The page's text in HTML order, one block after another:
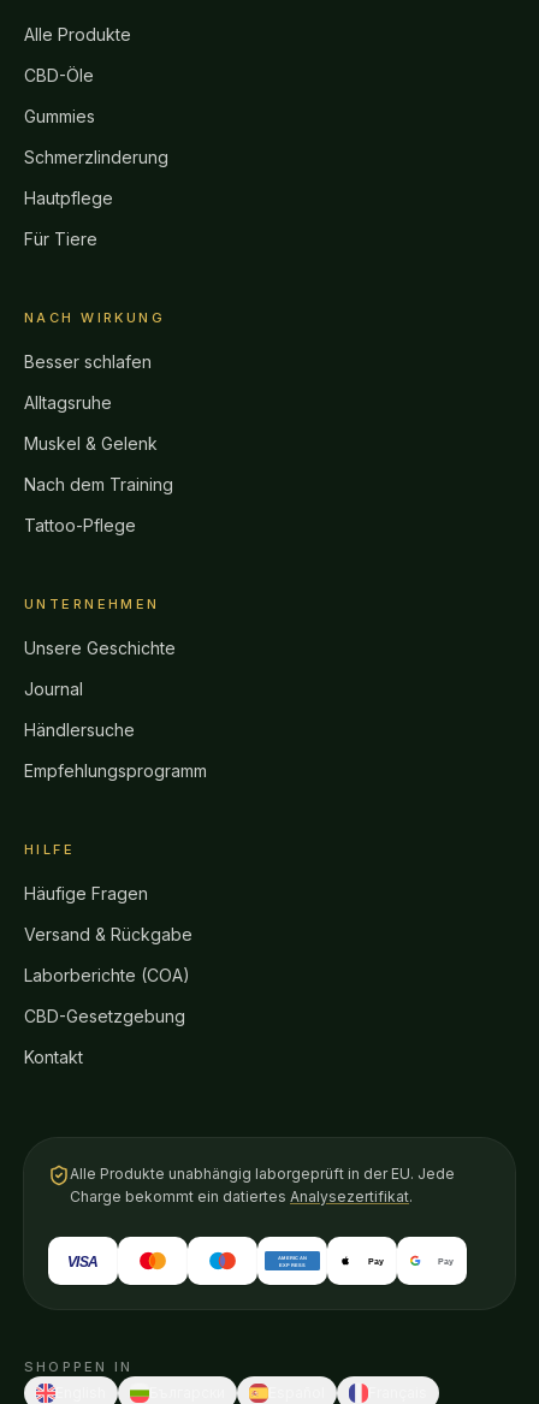
Alle Produkte
CBD-Öle
Gummies
Schmerzlinderung
Hautpflege
Für Tiere
NACH WIRKUNG
Besser schlafen
Alltagsruhe
Muskel & Gelenk
Nach dem Training
Tattoo-Pflege
UNTERNEHMEN
Unsere Geschichte
Journal
Händlersuche
Empfehlungsprogramm
HILFE
Häufige Fragen
Versand & Rückgabe
Laborberichte (COA)
CBD-Gesetzgebung
Kontakt
Alle Produkte unabhängig laborgeprüft in der EU. Jede
Charge bekommt ein datiertes Analysezertifikat.
VISA AMERICAN
EXPRESS Pay Pay
SHOPPEN IN